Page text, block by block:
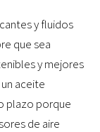
y fluidos
que sea
y mejores
aceite
plazo porque
de aire